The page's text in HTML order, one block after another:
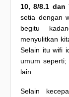
10, 8/8.1 dan
setia dengan
begitu
menyulitkan
Selain itu wifi
umum
lain.
Selain